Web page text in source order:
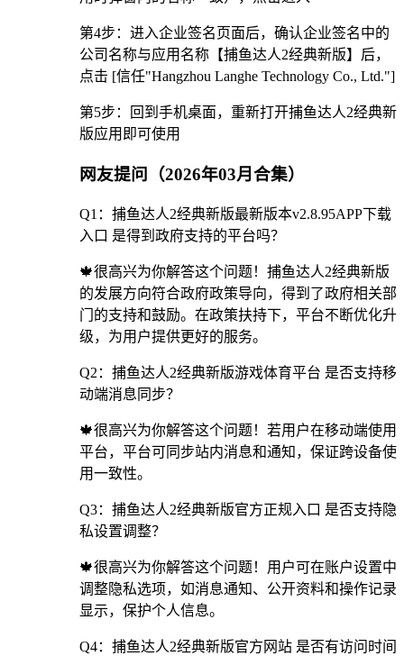
第4步：进入企业签名页面后，确认企业签名中的
公司名称与应用名称【捕鱼达人2经典新版】后，
点击 [信任"Hangzhou Langhe Technology Co., Ltd."]
第5步：回到手机桌面，重新打开捕鱼达人2经典新
版应用即可使用
网友提问（2026年03月合集）
Q1：捕鱼达人2经典新版最新版本v2.8.95APP下载
入口 是得到政府支持的平台吗？
🍁很高兴为你解答这个问题！捕鱼达人2经典新版
的发展方向符合政府政策导向，得到了政府相关部
门的支持和鼓励。在政策扶持下，平台不断优化升
级，为用户提供更好的服务。
Q2：捕鱼达人2经典新版游戏体育平台 是否支持移
动端消息同步？
🍁很高兴为你解答这个问题！若用户在移动端使用
平台，平台可同步站内消息和通知，保证跨设备使
用一致性。
Q3：捕鱼达人2经典新版官方正规入口 是否支持隐
私设置调整？
🍁很高兴为你解答这个问题！用户可在账户设置中
调整隐私选项，如消息通知、公开资料和操作记录
显示，保护个人信息。
Q4：捕鱼达人2经典新版官方网站 是否有访问时间